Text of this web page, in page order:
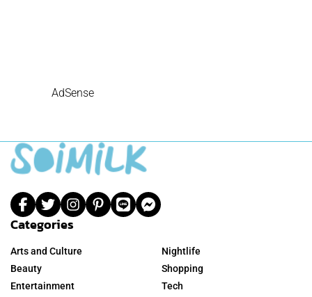
AdSense
Categories
Arts and Culture
Beauty
Entertainment
Nightlife
Shopping
Tech